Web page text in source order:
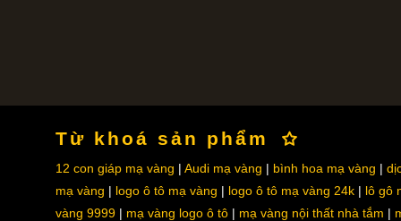
Từ khoá sản phẩm
12 con giáp mạ vàng Audi mạ vàng bình hoa mạ vàng
mạ vàng
logo ô tô mạ vàng logo ô tô mạ vàng 24k
lô gô
vàng 9999
mạ vàng logo ô tô mạ vàng nội thất nhà tắm